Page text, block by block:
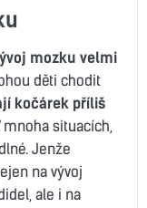
mozku velmi
děti chodit
kočárek příliš
mnoha situacích,
Jenže
na vývoj
ale i na